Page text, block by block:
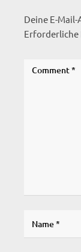
Deine E-
Erforderliche